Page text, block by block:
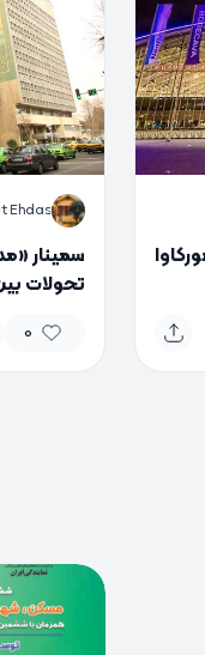
S
Ehdas
0
0